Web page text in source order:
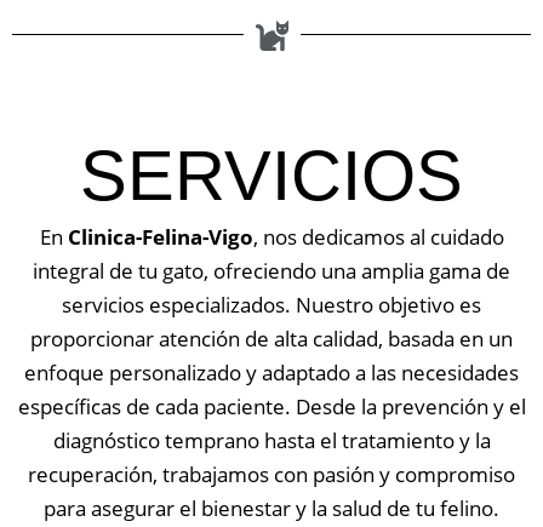
SERVICIOS
En Clinica-Felina-Vigo, nos dedicamos al cuidado
integral de tu gato, ofreciendo una amplia gama de
servicios especializados. Nuestro objetivo es
proporcionar atención de alta calidad, basada en un
enfoque personalizado y adaptado a las necesidades
específicas de cada paciente. Desde la prevención y el
diagnóstico temprano hasta el tratamiento y la
recuperación, trabajamos con pasión y compromiso
para asegurar el bienestar y la salud de tu felino.